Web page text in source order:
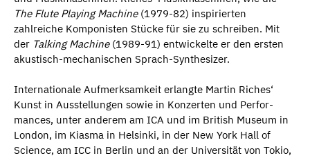
The Flute Playing Machine (1979-82) inspirierten
zahlreiche Komponisten Stücke für sie zu schreiben. Mit
der Talking Machine (1989-91) entwickelte er den ersten
akustisch-mechanischen Sprach-Synthesizer.
Internationale Aufmerksamkeit erlangte Martin Riches‘
Kunst in Ausstellungen sowie in Konzerten und Perfor-
mances, unter anderem am ICA und im British Museum in
London, im Kiasma in Helsinki, in der New York Hall of
Science, am ICC in Berlin und an der Universität von Tokio,